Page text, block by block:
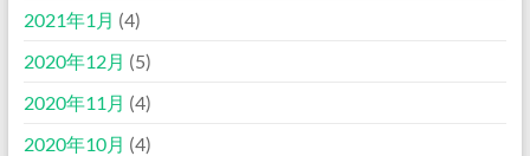
2021年1月 (4)
2020年12月 (5)
2020年11月 (4)
2020年10月 (4)